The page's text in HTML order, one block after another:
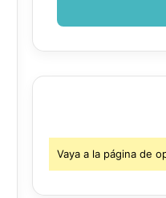
Vaya a la página de